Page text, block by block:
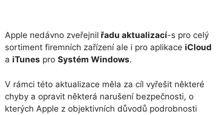
Apple nedávno zveřejnil řadu aktualizací-s pro celý
sortiment firemních zařízení ale i pro aplikace iCloud
a iTunes pro Systém Windows.
V rámci této aktualizace měla za cíl vyřešit některé
chyby a opravit některá narušení bezpečnosti, o
kterých Apple z objektivních důvodů podrobnosti